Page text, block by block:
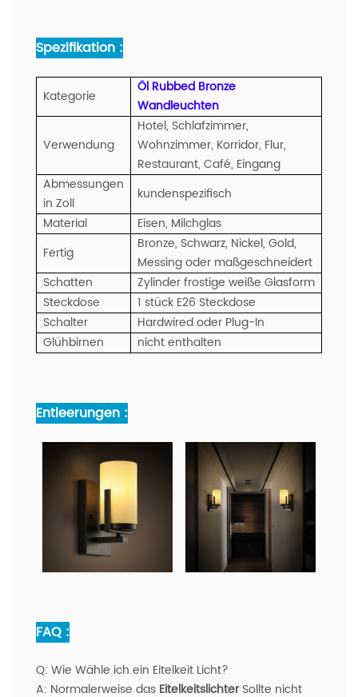
Spezifikation :
Kategorie
Öl Rubbed Bronze
Wandleuchten
Verwendung
Hotel, Schlafzimmer,
Wohnzimmer, Korridor, Flur,
Restaurant, Café, Eingang
Abmessungen
in Zoll
kundenspezifisch
Material
Eisen, Milchglas
Fertig
Bronze, Schwarz, Nickel, Gold,
Messing oder maßgeschneidert
Schatten
Zylinder frostige weiße Glasform
Steckdose
1 stück E26 Steckdose
Schalter
Hardwired oder Plug-In
Glühbirnen
nicht enthalten
Entleerungen :
FAQ :
Q: Wie Wähle ich ein Eitelkeit Licht?
A: Normalerweise das EitelkeitslichterSollte nicht